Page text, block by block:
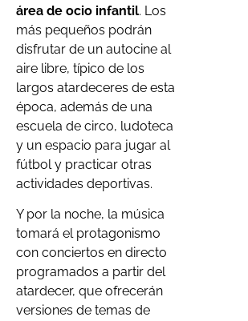
área de ocio infantil. Los
más pequeños podrán
disfrutar de un autocine al
aire libre, típico de los
largos atardeceres de esta
época, además de una
escuela de circo, ludoteca
y un espacio para jugar al
fútbol y practicar otras
actividades deportivas.
Y por la noche, la música
tomará el protagonismo
con conciertos en directo
programados a partir del
atardecer, que ofrecerán
versiones de temas de